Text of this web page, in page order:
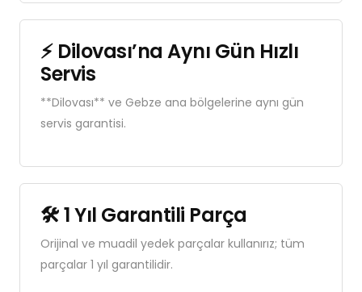
⚡ Dilovası’na Aynı Gün Hızlı
Servis
**Dilovası** ve Gebze ana bölgelerine aynı gün
servis garantisi.
🛠 1 Yıl Garantili Parça
Orijinal ve muadil yedek parçalar kullanırız; tüm
parçalar 1 yıl garantilidir.